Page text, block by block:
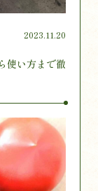
2023.11.20
使い方まで徹